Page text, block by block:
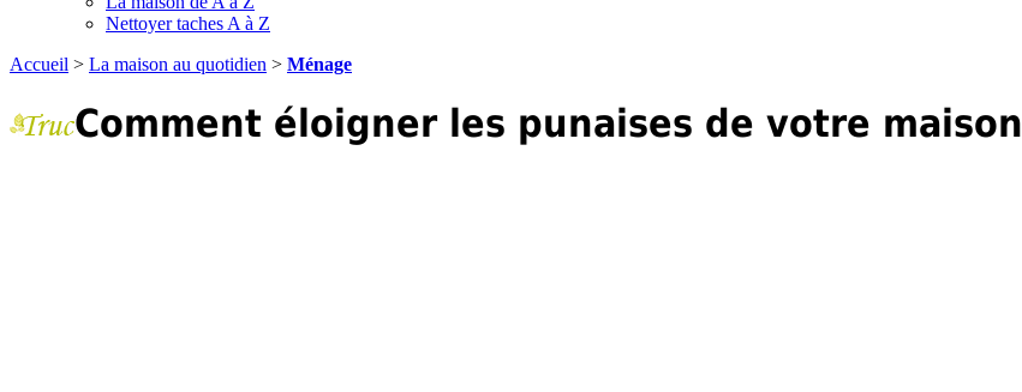
Nettoyer taches A à Z
Accueil > La maison au quotidien > Ménage
Comment éloigner les punaises de votre maison